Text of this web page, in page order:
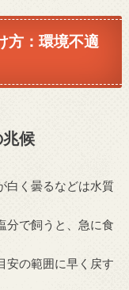
方：環境不適
候
白く曇るなどは水質
分で飼うと、急に食
安の範囲に早く戻す